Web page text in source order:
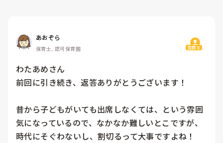
あおぞら
保育士, 認可保育園 質問主
わたあめさん
前回に引き続き、返答ありがとうございます！
昔から子どもがいても出席しなくては、という雰囲
気になっているので、なかなか難しいとこですが、
時代にそぐわないし、割切るって大事ですよね！